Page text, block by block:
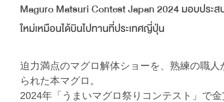
Maguro Matsuri Contest Japan 2024 มอบปร
ใหม่เหมือนได้บินไปทานที่ประเทศญี่ปุ่น
迫力満点のマグロ解体ショーを、熟練の職
られた本マグロ。
2024年「うまいマグロ祭りコンテスト」で